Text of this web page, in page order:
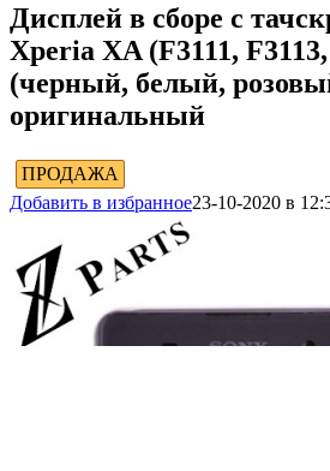
Дисплей в сборе с
Xperia XA (F3111,
(черный, белый,
оригинальный
ПРОДАЖА
Добавить в избранное23-10-2020 в